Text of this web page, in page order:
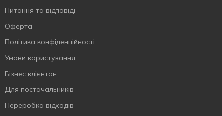
Питання та відповіді
Оферта
Політика конфіденційності
Умови користування
Бізнес клієнтам
Для постачальників
Переробка відходів